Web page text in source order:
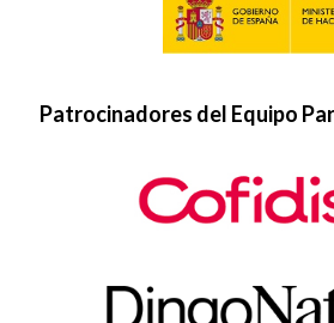
Patrocinadores del Equipo